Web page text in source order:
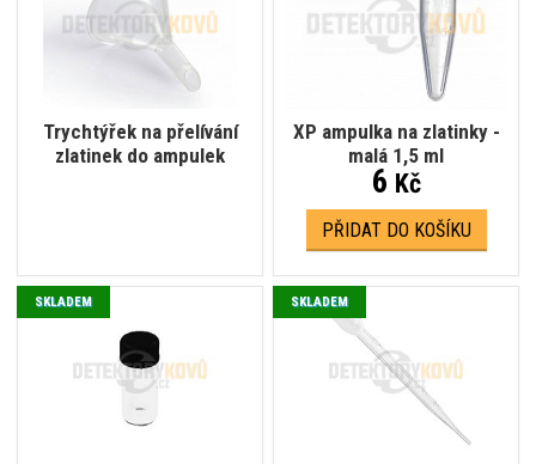
Trychtýřek na přelívání
zlatinek do ampulek
XP ampulka na zlatinky -
malá 1,5 ml
6 Kč
PŘIDAT DO KOŠÍKU
SKLADEM SKLADEM